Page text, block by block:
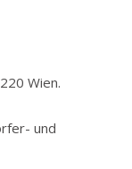
Wien.
und